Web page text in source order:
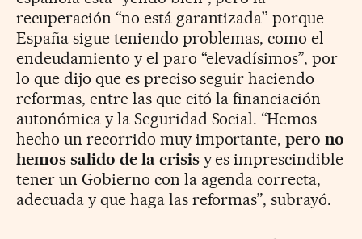
recuperación “no está garantizada” porque
España sigue teniendo problemas, como el
endeudamiento y el paro “elevadísimos”, por
lo que dijo que es preciso seguir haciendo
reformas, entre las que citó la financiación
autonómica y la Seguridad Social. “Hemos
hecho un recorrido muy importante,pero no
hemos salido de la crisisy es imprescindible
tener un Gobierno con la agenda correcta,
adecuada y que haga las reformas”, subrayó.